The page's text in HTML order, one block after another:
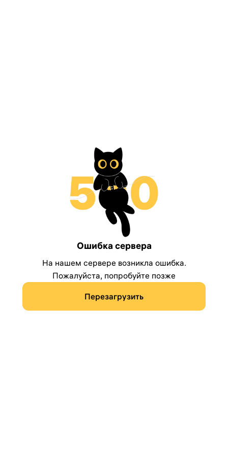
Ошибка сервера
На нашем сервере возникла ошибка.
Пожалуйста, попробуйте позже
Перезагрузить